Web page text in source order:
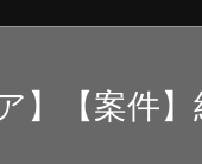
】【案件